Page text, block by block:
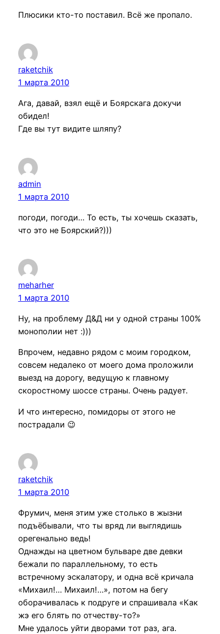
Плюсики кто-то поставил. Всё же пропало.
raketchik
1 марта 2010
Ага, давай, взял ещё и Боярскага докучи
обидел!
Где вы тут видите шляпу?
admin
1 марта 2010
погоди, погоди… То есть, ты хочешь сказать,
что это не Боярский?)))
meharher
1 марта 2010
Ну, на проблему Д&Д ни у одной страны 100%
монополии нет :)))
Впрочем, недавно рядом с моим городком,
совсем недалеко от моего дома проложили
выезд на дорогу, ведущую к главному
скоростному шоссе страны. Очень радует.
И что интересно, помидоры от этого не
пострадали 😉
raketchik
1 марта 2010
Фрумич, меня этим уже столько в жызни
подъёбывали, что ты вряд ли выглядишь
орегенально ведь!
Однажды на цветном бульваре две девки
бежали по параллельному, то есть
встречному эскалатору, и одна всё кричала
«Михаил!… Михаил!…», потом на бегу
оборачивалась к подруге и спрашивала «Как
жэ его блять по отчеству-то?»
Мне удалось уйти дворами тот раз, ага.